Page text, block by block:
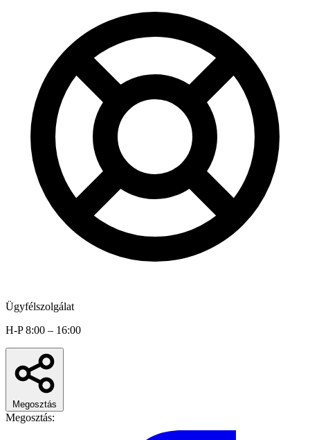
Ügyfélszolgálat
H-P 8:00 – 16:00
Megosztás
Megosztás: